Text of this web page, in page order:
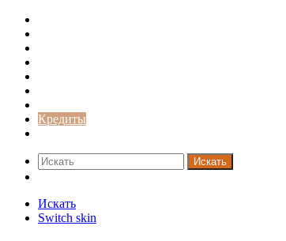
Кредиты
Искать
Искать
Switch skin